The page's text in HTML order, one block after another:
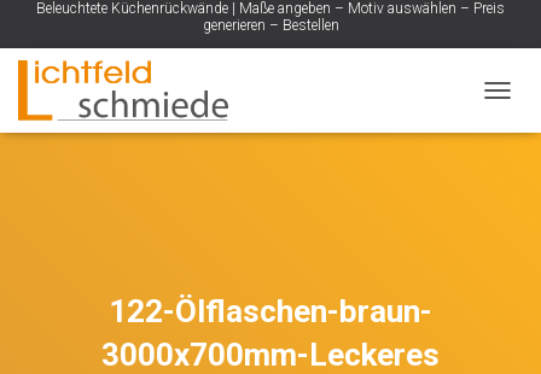
Beleuchtete Küchenrückwände | Maße angeben – Motiv auswählen – Preis
generieren – Bestellen
122-Ölflaschen-braun-
3000x700mm-Leckeres